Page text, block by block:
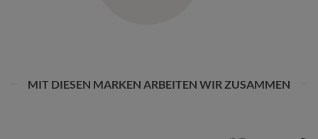
MIT DIESEN MARKEN ARBEITEN WIR ZUSAMMEN